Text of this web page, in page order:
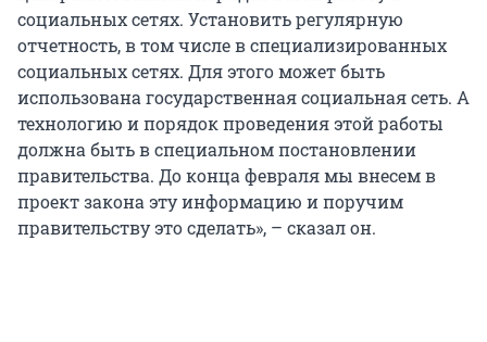
социальных сетях. Установить регулярную
отчетность, в том числе в специализированных
социальных сетях. Для этого может быть
использована государственная социальная сеть. А
технологию и порядок проведения этой работы
должна быть в специальном постановлении
правительства. До конца февраля мы внесем в
проект закона эту информацию и поручим
правительству это сделать», – сказал он.